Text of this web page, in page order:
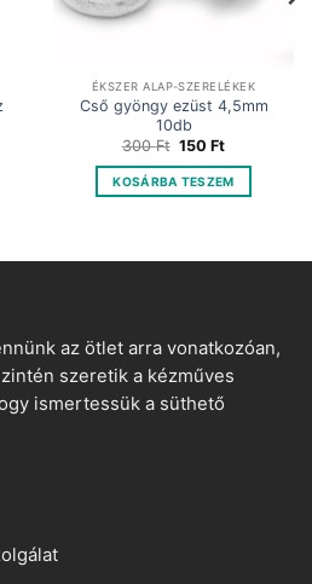
ÉKSZER ALAP-SZERELÉKEK
Cső gyöngy ezüst 4,5mm
10db
300Ft Original
was:
300 Ft.
150FtCurrent
is:
150 Ft.
KOSÁRBA TESZEM
az ötlet arra vonatkozóan,
szeretik a kézműves
ismertessük a süthető